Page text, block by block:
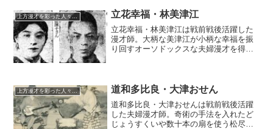
上方漫才を彩った人々（仮） 立花幸福・林美津江
立花幸福・林美津江は戦前戦後活躍した
漫才師。大柄な美津江が小柄な幸福を振
り回すオーソドックスな夫婦漫才を得意
な美津江を全面に出したしゃべくりで長
上方漫才を彩った人々（仮） 道和多比良・大津おせん
道和多比良・大津おせんは戦前戦後活躍
した夫婦漫才師。奇術の手法を入れたど
じょうすくいや数十本の扇を使う松尽く